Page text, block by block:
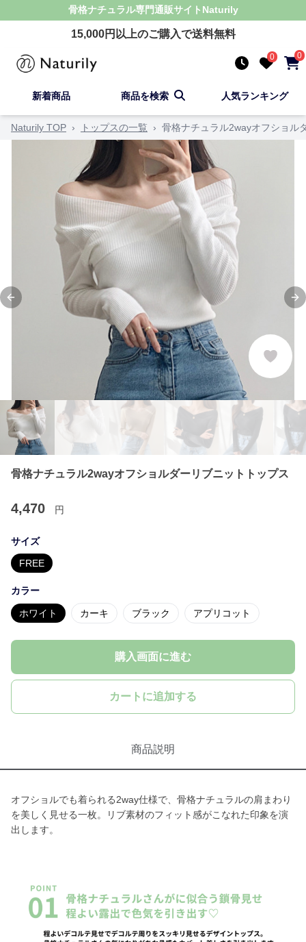
骨格ナチュラル専門通販サイト Naturily
15,000円以上のご購入で送料無料
0 0
新着商品 商品を検索 人気ランキング
Naturily TOP › トップスの一覧 › 骨格ナチュラル2wayオフショル
Previous slide
骨格ナチュラル2wayオフショルダーリブニットトップス
4,470 円
サイズ
FREE
カラー
ホワイト カーキ ブラック アプリコット
購入画面に進む
カートに追加する
商品説明
オフショルでも着られる2way仕様で、骨格ナチュラルの肩まわり
を美しく見せる一枚。リブ素材のフィット感がこなれた印象を演
出します。